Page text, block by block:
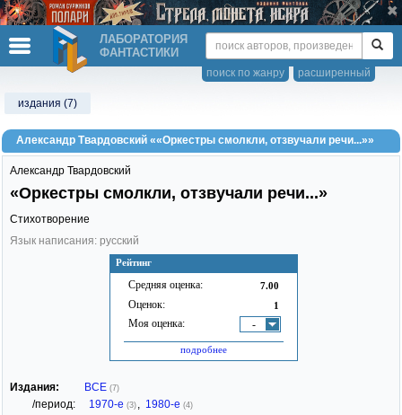
ЛАБОРАТОРИЯ
ФАНТАСТИКИ
расширенный
поиск по жанру
издания (7)
Александр Твардовский ««Оркестры смолкли, отзвучали речи...»»
Рейтинг
Средняя оценка: 7.00
Оценок: 1
Моя оценка: -
подробнее
Александр Твардовский
«Оркестры смолкли, отзвучали речи...»
Стихотворение
Язык написания: русский
Издания: ВСЕ (7)
/период: 1970-е (3) 1980-е (4)